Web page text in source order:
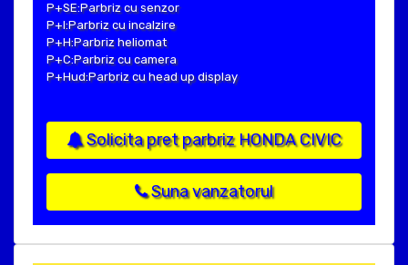
P+SE:Parbriz cu senzor
P+I:Parbriz cu incalzire
P+H:Parbriz heliomat
P+C:Parbriz cu camera
P+Hud:Parbriz cu head up display
Solicita pret parbriz HONDA CIVIC
Suna vanzatorul